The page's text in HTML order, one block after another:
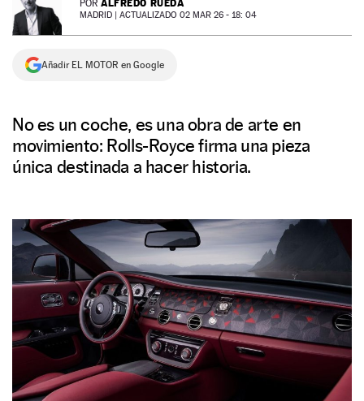
NEWSLETTER
SÍGUENOS
POR ALFREDO RUEDA
MADRID | ACTUALIZADO 02 MAR 26 - 18: 04
Añadir EL MOTOR en Google
No es un coche, es una obra de arte en
movimiento: Rolls-Royce firma una pieza
única destinada a hacer historia.